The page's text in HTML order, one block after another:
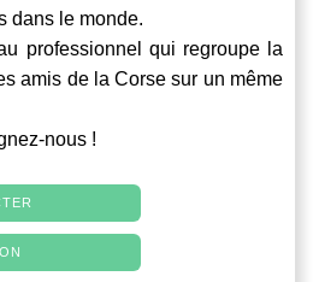
dans le monde.
professionnel qui regroupe la
amis de la Corse sur un même
nous !